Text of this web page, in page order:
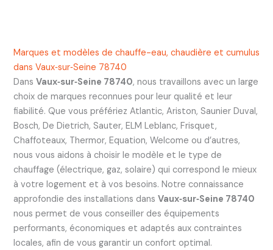
Marques et modèles de chauffe-eau, chaudière et cumulus
dans Vaux‑sur‑Seine 78740
Dans Vaux‑sur‑Seine 78740, nous travaillons avec un large
choix de marques reconnues pour leur qualité et leur
fiabilité. Que vous préfériez Atlantic, Ariston, Saunier Duval,
Bosch, De Dietrich, Sauter, ELM Leblanc, Frisquet,
Chaffoteaux, Thermor, Equation, Welcome ou d’autres,
nous vous aidons à choisir le modèle et le type de
chauffage (électrique, gaz, solaire) qui correspond le mieux
à votre logement et à vos besoins. Notre connaissance
approfondie des installations dans Vaux‑sur‑Seine 78740
nous permet de vous conseiller des équipements
performants, économiques et adaptés aux contraintes
locales, afin de vous garantir un confort optimal.